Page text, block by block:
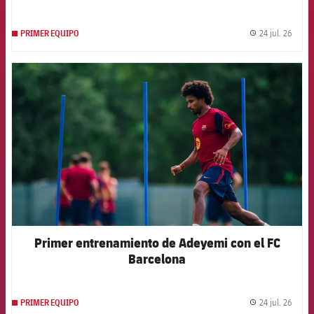
PRIMER EQUIPO 24 jul. 26
FCB Barcelona badge
Primer entrenamiento de Adeyemi con el FC
Barcelona
PRIMER EQUIPO 24 jul. 26